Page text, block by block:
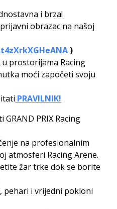
i brza!
obrazac na našoj
)
prostorijama Racing
moći započeti svoju
PRAVILNIK!
PRIX Racing
na profesionalnim
atmosferi Racing Arene.
žar trke dok se borite
pehari i vrijedni pokloni